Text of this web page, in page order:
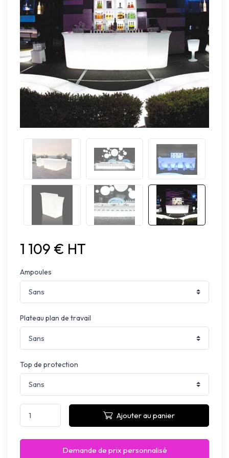
1 109 € HT
Ampoules
Plateau plan de travail
Top de protection
Ajouter au panier
Demande de prix personnalisé